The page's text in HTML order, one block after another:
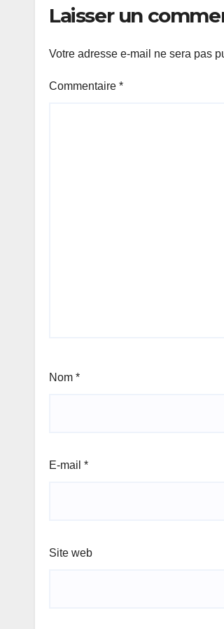
Laisser un
Votre adresse e-mail ne sera pas
Commentaire *
Nom *
E-mail *
Site web